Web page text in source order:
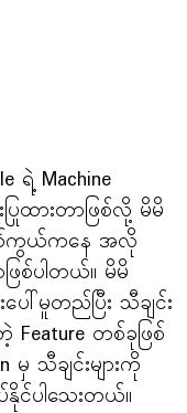
ရဲ့ Machine
ြုထားတာဖြစ်လို့ မိမိ
ာက်ကွယ်ကနေ အလို
စ်ပါတယ်။ မိမိ
ါ်မူတည်ပြီး သီချင်း
Feature တစ်ခုဖြစ်
မှ သီချင်းများကို
နိုင်ပါသေးတယ်။